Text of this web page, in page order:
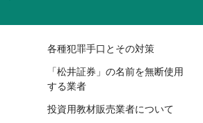
各種犯罪手口とその対策
「松井証券」の名前を無断使用
する業者
投資用教材販売業者について